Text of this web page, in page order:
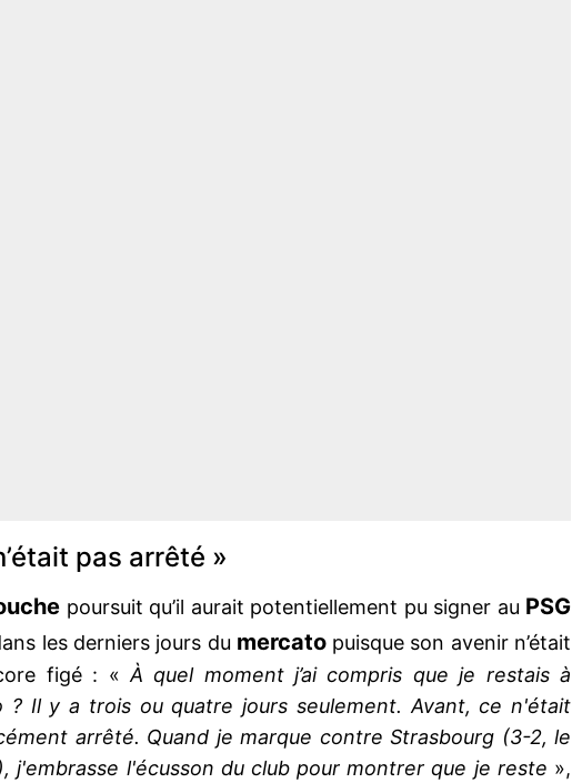
pas arrêté »
poursuit qu’il aurait potentiellement pu signer au PSG
les derniers jours du mercatopuisque son avenir n’était
figé : « À quel moment j’ai compris que je restais à
? Il y a trois ou quatre jours seulement. Avant, ce n'était
arrêté. Quand je marque contre Strasbourg (3-2, le
j'embrasse l'écusson du club pour montrer que je reste »,